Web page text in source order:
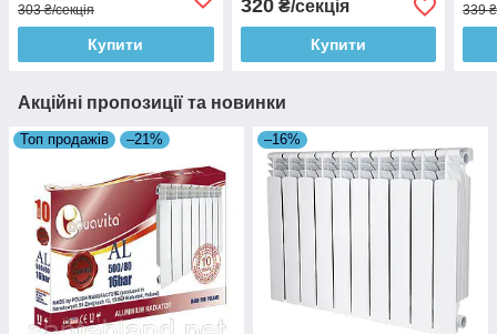
303 ₴/секція
Купити
320₴/секція
Купити
339
Акційні пропозиції та новинки
Топ продажів –21% –16%